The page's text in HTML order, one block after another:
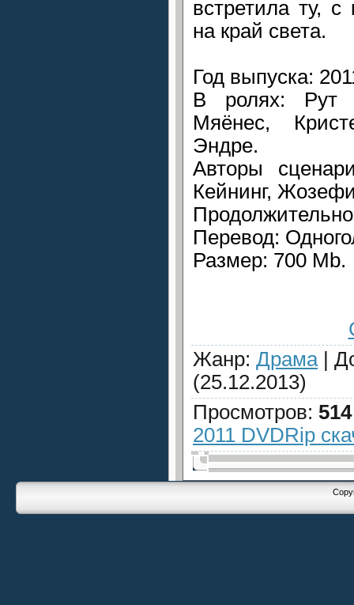
встретила ту, с
на край света.
Год выпуска:
В ролях: Рут
Мяёнес,
Эндре.
Авторы
Кейнинг,
Перевод:
Размер: 700 Mb.
Жанр: Драма|
(25.12.2013)
Просмотров: 514
2011 DVDRip